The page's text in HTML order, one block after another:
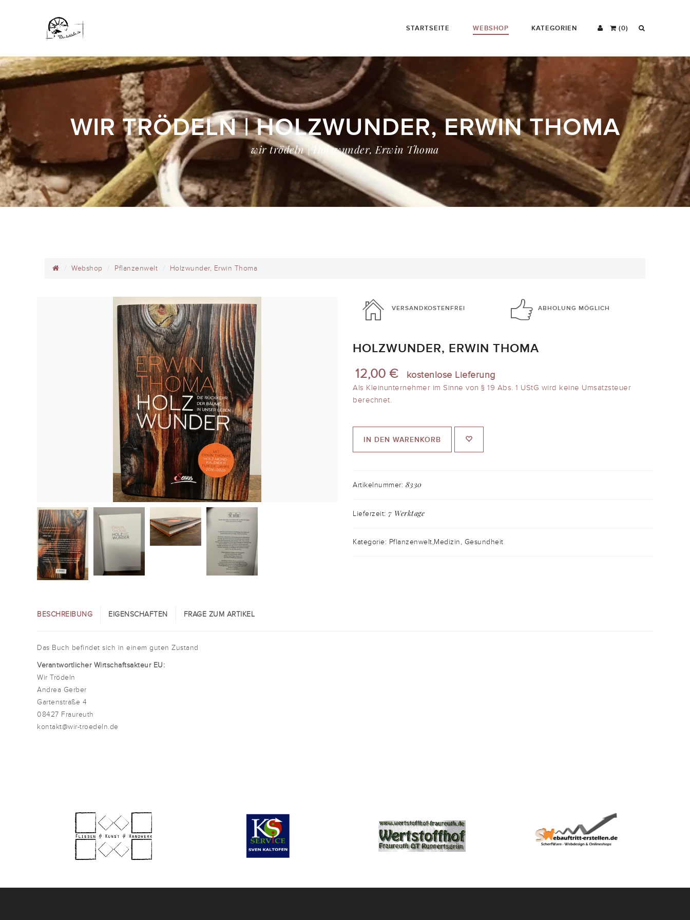
(0)
STARTSEITE WEBSHOP KATEGORIEN
WIR TRÖDELN | HOLZWUNDER, ERWIN THOMA
wir trödeln | Holzwunder, Erwin Thoma
Webshop Pflanzenwelt Holzwunder, Erwin Thoma
VERSANDKOSTENFREI ABHOLUNG MÖGLICH
HOLZWUNDER, ERWIN THOMA
12,00 € kostenlose Lieferung
Als Kleinunternehmer im Sinne von § 19 Abs. 1 UStG wird keine Umsatzsteuer
berechnet.
IN DEN WARENKORB
Artikelnummer: 8330
Lieferzeit: 7 Werktage
Kategorie: Pflanzenwelt,Medizin, Gesundheit
BESCHREIBUNG EIGENSCHAFTEN FRAGE ZUM ARTIKEL
Das Buch befindet sich in einem guten Zustand
Verantwortlicher Wirtschaftsakteur EU:
Wir Trödeln
Andrea Gerber
Gartenstraße 4
08427 Fraureuth
kontakt@wir-troedeln.de